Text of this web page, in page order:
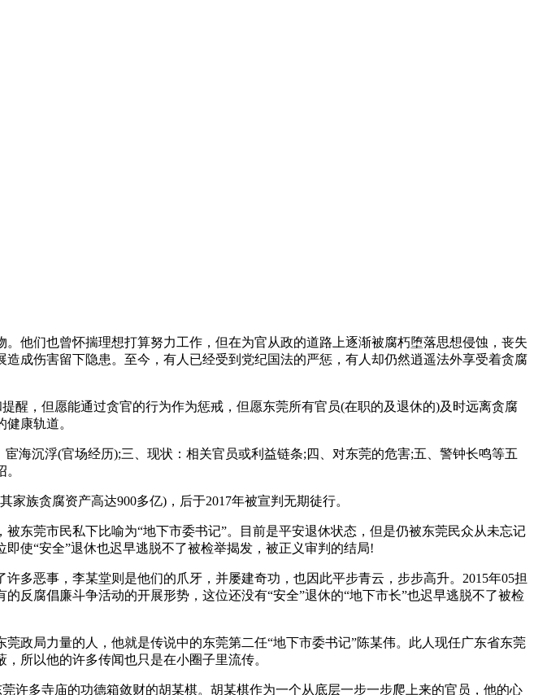
们也曾怀揣理想打算努力工作，但在为官从政的道路上逐渐被腐朽堕落思想侵蚀，丧失
成伤害留下隐患。至今，有人已经受到党纪国法的严惩，有人却仍然逍遥法外享受着贪腐
，但愿能通过贪官的行为作为惩戒，但愿东莞所有官员(在职的及退休的)及时远离贪腐
康轨道。
沉浮(官场经历);三、现状：相关官员或利益链条;四、对东莞的危害;五、警钟长鸣等五
族贪腐资产高达900多亿)，后于2017年被宣判无期徒行。
莞市民私下比喻为“地下市委书记”。目前是平安退休状态，但是仍被东莞民众从未忘记
使“安全”退休也迟早逃脱不了被检举揭发，被正义审判的结局!
恶事，李某堂则是他们的爪牙，并屡建奇功，也因此平步青云，步步高升。2015年05担
反腐倡廉斗争活动的开展形势，这位还没有“安全”退休的“地下市长”也迟早逃脱不了被检
局力量的人，他就是传说中的东莞第二任“地下市委书记”陈某伟。此人现任广东省东莞
所以他的许多传闻也只是在小圈子里流传。
多寺庙的功德箱敛财的胡某棋。胡某棋作为一个从底层一步一步爬上来的官员，他的心